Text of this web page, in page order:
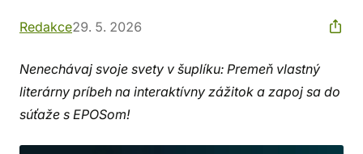
Redakce29. 5. 2026
Nenechávaj svoje svety v šuplíku: Premeň vlastný
literárny príbeh na interaktívny zážitok a zapoj sa do
súťaže s EPOSom!